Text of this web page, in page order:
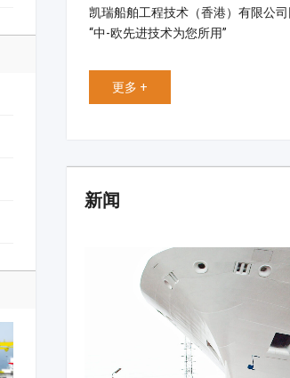
凯瑞船舶工程技术（香港）有限公
“中-欧先进技术为您所用”
更多 +
新闻